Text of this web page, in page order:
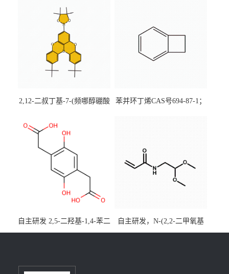
2,12-二叔丁基-7-(频哪醇硼酸
[3,2,1-de]蒽CAS号2648896-
装，实验室现货直发
苯并环丁烯CAS号694-87-1；
自主研发 2,5-二羟基-1,4-苯二
乙酸CAS号5488-16-4；公斤
百公斤级可供应
自主研发，N-(2,2-二甲氧基
乙基)丙烯酰胺CAS号49707-